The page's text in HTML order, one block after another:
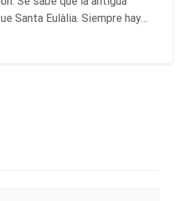
Santa Eulàlia. Siempre hay…